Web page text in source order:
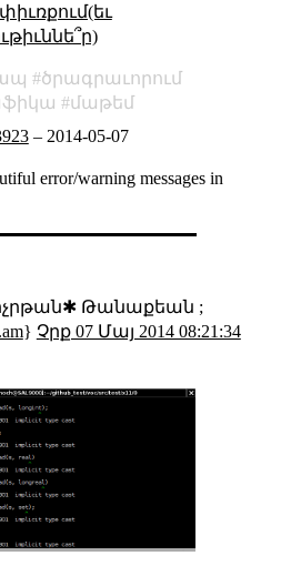
ծրագրաւորում
մաթեմ
– 2014-05-07
error/warning messages in
Թանաքեան ;
} Չրք 07 Մայ 2014 08:21:34